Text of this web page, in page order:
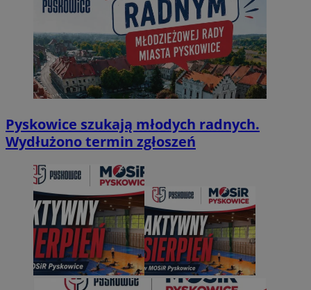
Pyskowice szukają młodych radnych.
Wydłużono termin zgłoszeń